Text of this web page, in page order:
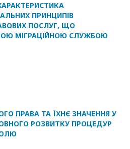
ПРИНЦИПІВ
ПОСЛУГ, ЩО
МІГРАЦІЙНОЮ СЛУЖБОЮ
ПРАВА ТА ЇХНЄ ЗНАЧЕННЯ У
РОЗВИТКУ ПРОЦЕДУР